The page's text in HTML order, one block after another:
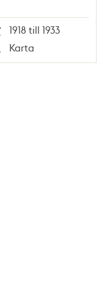
1918 till 1933
Karta